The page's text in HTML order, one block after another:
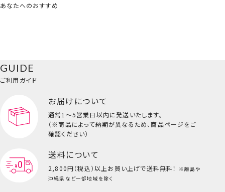
あなたへのおすすめ
GUIDE
ご利用ガイド
お届けについて
通常1～5営業日以内に発送いたします。
（※商品によって納期が異なるため、商品ページをご
確認ください）
送料について
2,800円（税込）以上お買い上げで送料無料！
※離島や
沖縄県など一部地域を除く